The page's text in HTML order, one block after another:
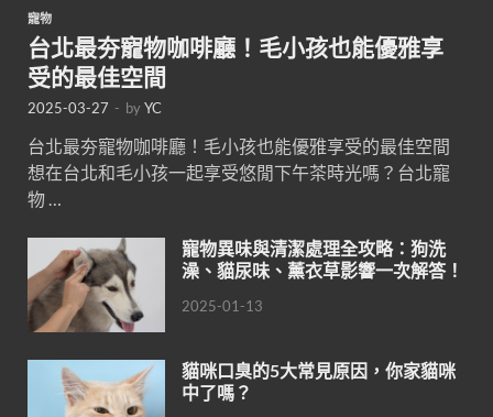
寵物
台北最夯寵物咖啡廳！毛小孩也能優雅享
受的最佳空間
2025-03-27 - byYC
台北最夯寵物咖啡廳！毛小孩也能優雅享受的最佳空間
想在台北和毛小孩一起享受悠閒下午茶時光嗎？台北寵
物 …
寵物異味與清潔處理全攻略：狗洗
澡、貓尿味、薰衣草影響一次解答！
2025-01-13
貓咪口臭的5大常見原因，你家貓咪
中了嗎？